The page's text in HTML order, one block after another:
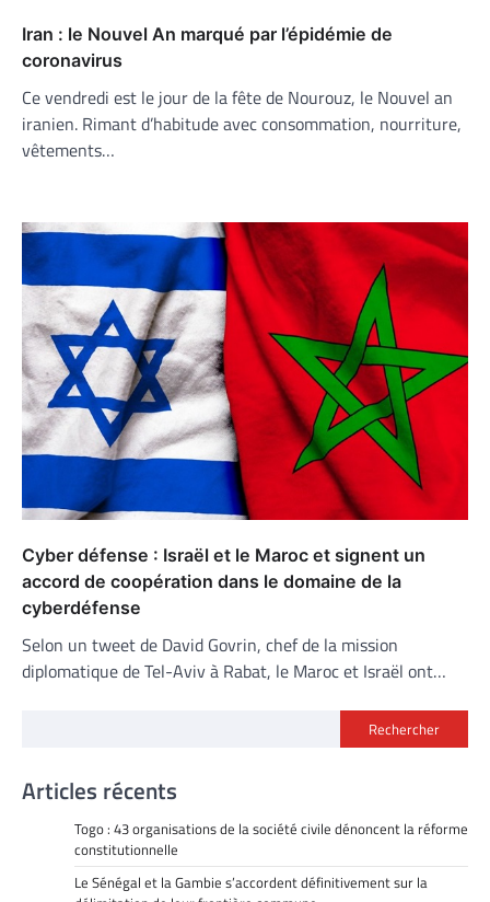
Iran : le Nouvel An marqué par l’épidémie de
coronavirus
Ce vendredi est le jour de la fête de Nourouz, le Nouvel an
iranien. Rimant d’habitude avec consommation, nourriture,
vêtements…
Cyber défense : Israël et le Maroc et signent un
accord de coopération dans le domaine de la
cyberdéfense
Selon un tweet de David Govrin, chef de la mission
diplomatique de Tel-Aviv à Rabat, le Maroc et Israël ont…
Rechercher
Articles récents
Togo : 43 organisations de la société civile dénoncent la réforme
constitutionnelle
Le Sénégal et la Gambie s’accordent définitivement sur la